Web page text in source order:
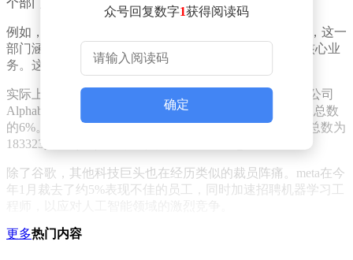
例如，在平台与设备部门，谷歌已经裁掉了数百名员工，这一
部门涵盖了Android系统、Pixel手机和Chrome浏览器等核心业
务。这一举措无疑给业界带来了不小的震动。
实际上，谷歌的裁员计划早在去年就已开始酝酿。其母公司
Alphabet在2023年1月宣布，将裁员1.2万人，占全球员工总数
的6%。根据最新数据，截至2024年底，Alphabet的员工总数为
183323人。尽管如此，裁员的风潮并未平息。
除了谷歌，其他科技巨头也在经历类似的裁员阵痛。meta在今
年1月裁去了约5%表现不佳的员工，同时加速招聘机器学习工
微软同样未能幸免。去年9月，微软在Xbox部门裁掉了650
众号回复数字1获得阅读码
确定
更多热门内容